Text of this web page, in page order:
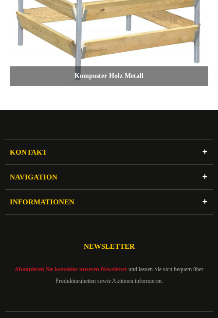
Komposter Holz Metall
KONTAKT
NAVIGATION
INFORMATIONEN
NEWSLETTER
Abonnieren Sie kostenlos unseren Newsletter und lassen Sie sich bequem über
Produktneuheiten sowie Aktionen informieren.